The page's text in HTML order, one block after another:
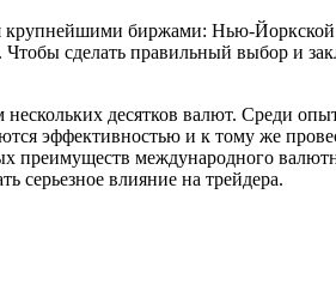
крупнейшими биржами: Нью-
сделать правильный выбор и
десятков валют. Среди
и к тому же
преимуществ международного
серьезное влияние на трейдера.